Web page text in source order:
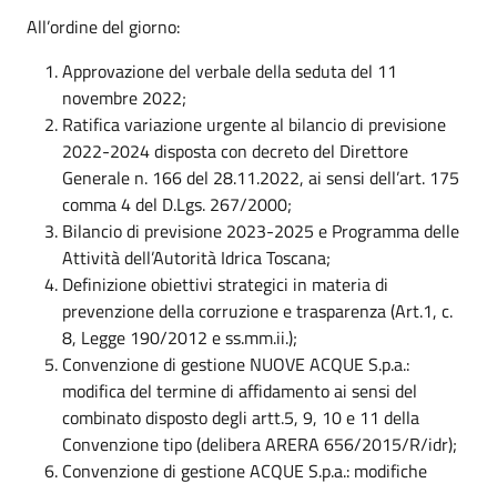
All’ordine del giorno:
Approvazione del verbale della seduta del 11
novembre 2022;
Ratifica variazione urgente al bilancio di previsione
2022-2024 disposta con decreto del Direttore
Generale n. 166 del 28.11.2022, ai sensi dell’art. 175
comma 4 del D.Lgs. 267/2000;
Bilancio di previsione 2023-2025 e Programma delle
Attività dell’Autorità Idrica Toscana;
Definizione obiettivi strategici in materia di
prevenzione della corruzione e trasparenza (Art.1, c.
8, Legge 190/2012 e ss.mm.ii.);
Convenzione di gestione NUOVE ACQUE S.p.a.:
modifica del termine di affidamento ai sensi del
combinato disposto degli artt.5, 9, 10 e 11 della
Convenzione tipo (delibera ARERA 656/2015/R/idr);
Convenzione di gestione ACQUE S.p.a.: modifiche